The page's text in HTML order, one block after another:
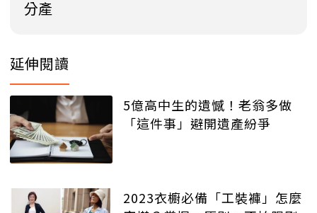
分產
延伸閱讀
5億高中生的遺憾！老翁多做
「這件事」避開遺產紛爭
2023衣櫥必備「工裝褲」怎麼